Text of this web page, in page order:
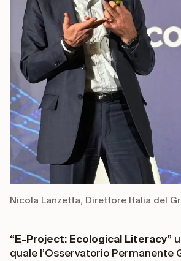
Nicola Lanzetta, Direttore Italia del
“E-Project: Ecological Literacy”
quale l’Osservatorio Permanente